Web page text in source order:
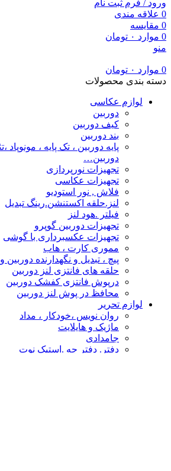
ورود / فرم ثبت نام
0 علاقه مندی
0 مقایسه
0 موارد ۰ تومان
منو
0 موارد ۰ تومان
دسته بندی محصولات
لوازم عکاسی
دوربین
کیف دوربین
بند دوربین
پایه دوربین ، تک پایه ،
دوربین…
تجهیزات نورپردازی
تجهیزات عکاسی
فلاش , نور استودیو
لنز.حلقه اکستنشن.رینگ تبدیل
فیلتر .هود لنز
تجهیزات دوربین گوپرو
تجهیزات عکسبرداری با گوشی
مموری کارت ، هاب
پیچ ، تبدیل و نگهدارنده
حلقه های فانتزی لنز دوربین
درپوش فانتزی کفشک دوربین
محافظ در پوش لنز دوربین
لوازم تحریر
روان نویس ،خودکار ، مداد
ماژیک و هایلایت
جامدادی
دفتر. دفتر چه .استیک نوت